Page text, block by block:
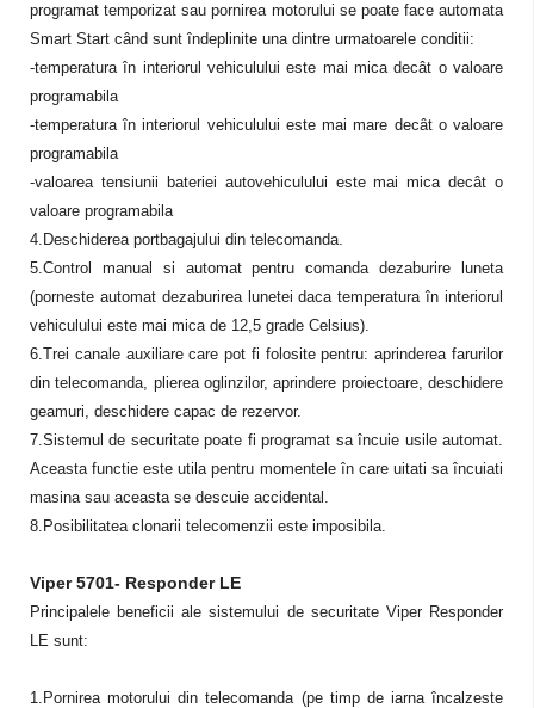
programat temporizat sau pornirea motorului se poate face automata
Smart Start când sunt îndeplinite una dintre urmatoarele conditii:
-temperatura în interiorul vehiculului este mai mica decât o valoare
programabila
-temperatura în interiorul vehiculului este mai mare decât o valoare
programabila
-valoarea tensiunii bateriei autovehiculului este mai mica decât o
valoare programabila
4.Deschiderea portbagajului din telecomanda.
5.Control manual si automat pentru comanda dezaburire luneta
(porneste automat dezaburirea lunetei daca temperatura în interiorul
vehiculului este mai mica de 12,5 grade Celsius).
6.Trei canale auxiliare care pot fi folosite pentru: aprinderea farurilor
din telecomanda, plierea oglinzilor, aprindere proiectoare, deschidere
geamuri, deschidere capac de rezervor.
7.Sistemul de securitate poate fi programat sa încuie usile automat.
Aceasta functie este utila pentru momentele în care uitati sa încuiati
masina sau aceasta se descuie accidental.
8.Posibilitatea clonarii telecomenzii este imposibila.
Viper 5701- Responder LE
Principalele beneficii ale sistemului de securitate Viper Responder
LE sunt:
1.Pornirea motorului din telecomanda (pe timp de iarna încalzeste